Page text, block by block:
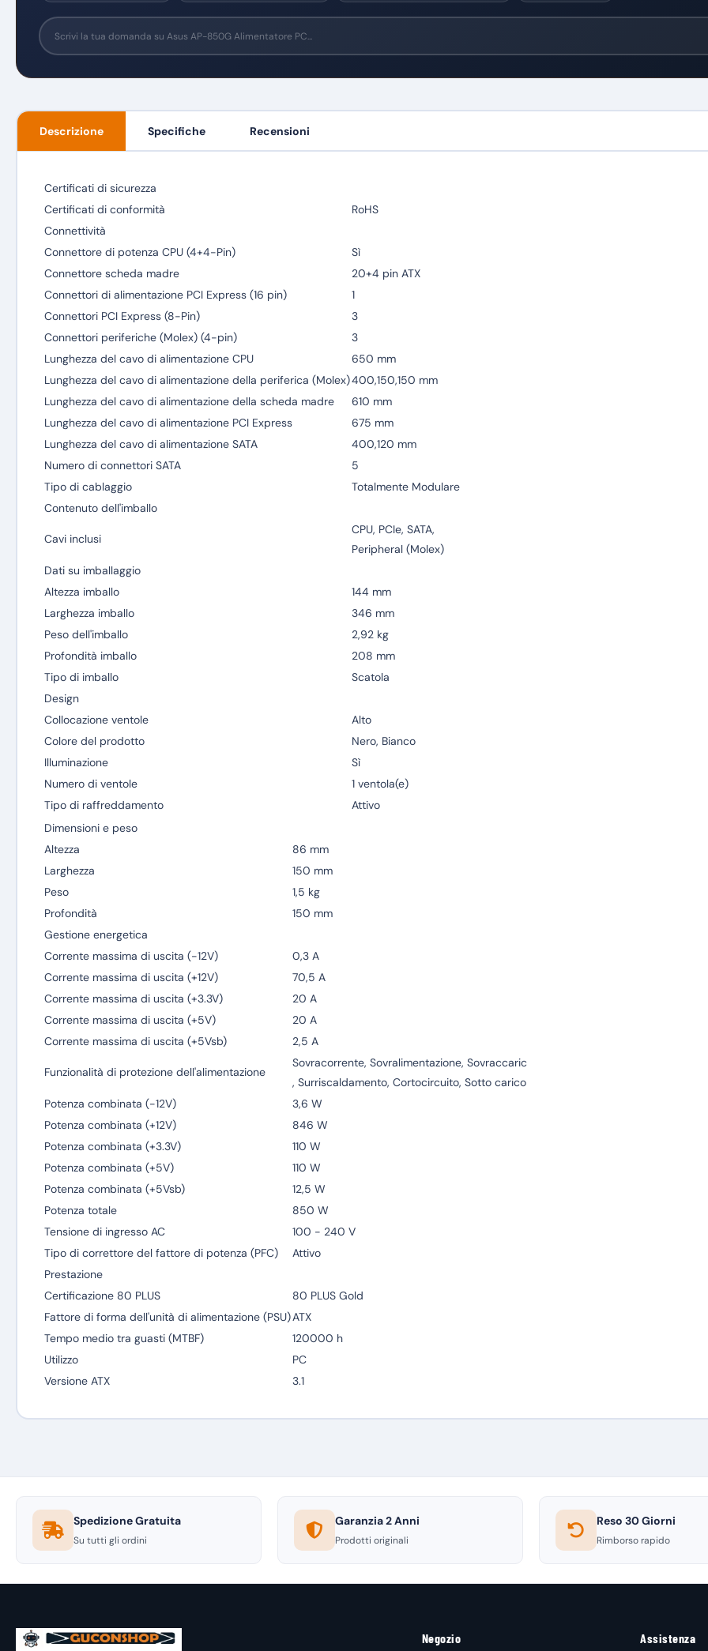
Descrizione Specifiche Recensioni
Certificati di sicurezza
Certificati di conformità
RoHS
Connettività
Connettore di potenza CPU (4+4-Pin)
Sì
Connettore scheda madre
20+4 pin ATX
Connettori di alimentazione PCI Express (16 pin)
1
Connettori PCI Express (8-Pin)
3
Connettori periferiche (Molex) (4-pin)
3
Lunghezza del cavo di alimentazione CPU
650 mm
Lunghezza del cavo di alimentazione della periferica (Molex)400,150,150 mm
Lunghezza del cavo di alimentazione della scheda madre
610 mm
Lunghezza del cavo di alimentazione PCI Express
675 mm
Lunghezza del cavo di alimentazione SATA
400,120 mm
Numero di connettori SATA
5
Tipo di cablaggio
Totalmente Modulare
Contenuto dell'imballo
Cavi inclusi
CPU, PCIe, SATA,
Peripheral (Molex)
Dati su imballaggio
Altezza imballo
144 mm
Larghezza imballo
346 mm
Peso dell'imballo
2,92 kg
Profondità imballo
208 mm
Tipo di imballo
Scatola
Design
Collocazione ventole
Alto
Colore del prodotto
Nero, Bianco
Illuminazione
Sì
Numero di ventole
1 ventola(e)
Tipo di raffreddamento
Attivo
Dimensioni e peso
Altezza
86 mm
Larghezza
150 mm
Peso
1,5 kg
Profondità
150 mm
Gestione energetica
Corrente massima di uscita (-12V)
0,3 A
Corrente massima di uscita (+12V)
70,5 A
Corrente massima di uscita (+3.3V)
20 A
Corrente massima di uscita (+5V)
20 A
Corrente massima di uscita (+5Vsb)
2,5 A
Funzionalità di protezione dell'alimentazione
Sovracorrente, Sovralimentazione, Sovraccaric
, Surriscaldamento, Cortocircuito, Sotto carico
Potenza combinata (-12V)
3,6 W
Potenza combinata (+12V)
846 W
Potenza combinata (+3.3V)
110 W
Potenza combinata (+5V)
110 W
Potenza combinata (+5Vsb)
12,5 W
Potenza totale
850 W
Tensione di ingresso AC
100 - 240 V
Tipo di correttore del fattore di potenza (PFC)
Attivo
Prestazione
Certificazione 80 PLUS
80 PLUS Gold
Fattore di forma dell'unità di alimentazione (PSU)ATX
Tempo medio tra guasti (MTBF)
120000 h
Utilizzo
PC
Versione ATX
3.1
Spedizione Gratuita
Su tutti gli ordini
Garanzia 2 Anni
Prodotti originali
Reso 30 Giorni
Rimborso rapido
Negozio Assistenza